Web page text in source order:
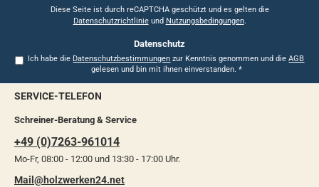
Diese Seite ist durch reCAPTCHA geschützt und es gelten die
Datenschutzrichtlinieund Nutzungsbedingungen.
Datenschutz
Ich habe die Datenschutzbestimmungen zur Kenntnis genommen und dieAGB
gelesen und bin mit ihnen einverstanden. *
SERVICE-TELEFON
Schreiner-Beratung & Service
+49 (0)7263-961014
Mo-Fr, 08:00 - 12:00 und 13:30 - 17:00 Uhr.
Mail@holzwerken24.net